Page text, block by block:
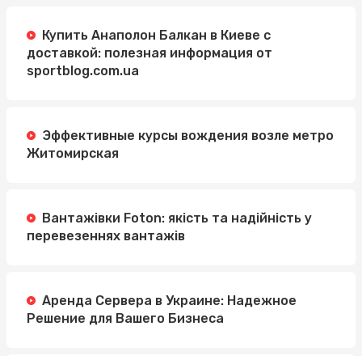
Купить Анаполон Балкан в Киеве с
доставкой: полезная информация от
sportblog.com.ua
Эффективные курсы вождения возле метро
Житомирская
Вантажівки Foton: якість та надійність у
перевезеннях вантажів
Аренда Сервера в Украине: Надежное
Решение для Вашего Бизнеса